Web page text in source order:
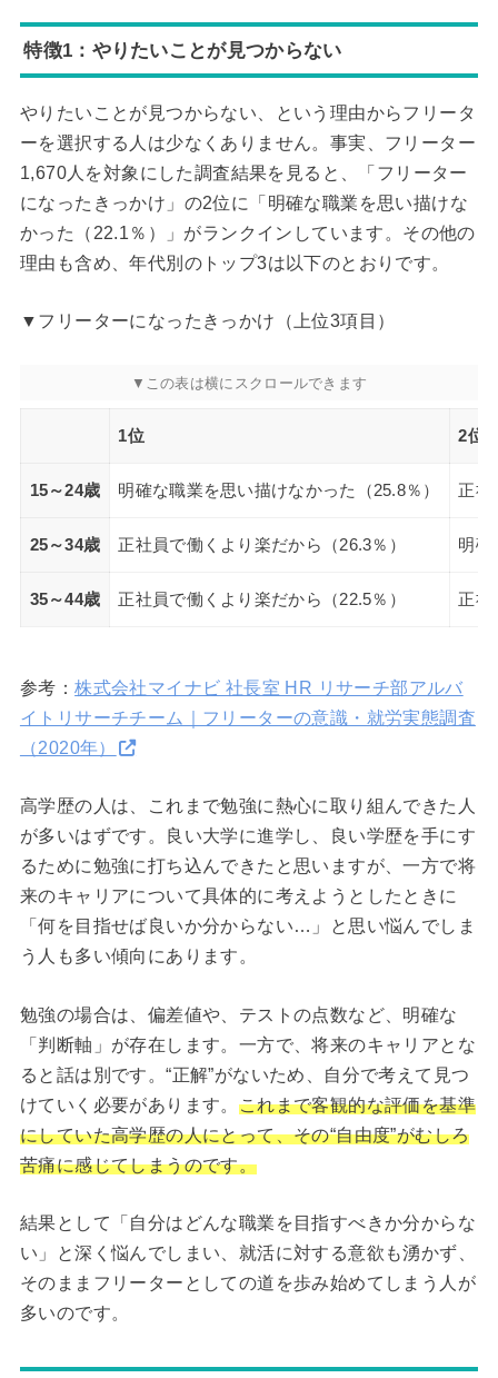
特徴1：やりたいことが見つからない
やりたいことが見つからない、という理由からフリータ
ーを選択する人は少なくありません。事実、フリーター
1,670人を対象にした調査結果を見ると、「フリーター
になったきっかけ」の2位に「明確な職業を思い描けな
かった（22.1％）」がランクインしています。その他の
理由も含め、年代別のトップ3は以下のとおりです。
▼フリーターになったきっかけ（上位3項目）
1位 2位
15～24歳 明確な職業を思い描けなかった（25.8％） 正社
25～34歳 正社員で働くより楽だから（26.3％） 明確
35～44歳 正社員で働くより楽だから（22.5％） 正社
参考：株式会社マイナビ 社長室 HR リサーチ部アルバ
イトリサーチチーム｜フリーターの意識・就労実態調査
（2020年）
高学歴の人は、これまで勉強に熱心に取り組んできた人
が多いはずです。良い大学に進学し、良い学歴を手にす
るために勉強に打ち込んできたと思いますが、一方で将
来のキャリアについて具体的に考えようとしたときに
「何を目指せば良いか分からない…」と思い悩んでしま
う人も多い傾向にあります。
勉強の場合は、偏差値や、テストの点数など、明確な
「判断軸」が存在します。一方で、将来のキャリアとな
ると話は別です。“正解”がないため、自分で考えて見つ
けていく必要があります。 これまで客観的な評価を基準
にしていた高学歴の人にとって、その“自由度”がむしろ
苦痛に感じてしまうのです。
結果として「自分はどんな職業を目指すべきか分からな
い」と深く悩んでしまい、就活に対する意欲も湧かず、
そのままフリーターとしての道を歩み始めてしまう人が
多いのです。